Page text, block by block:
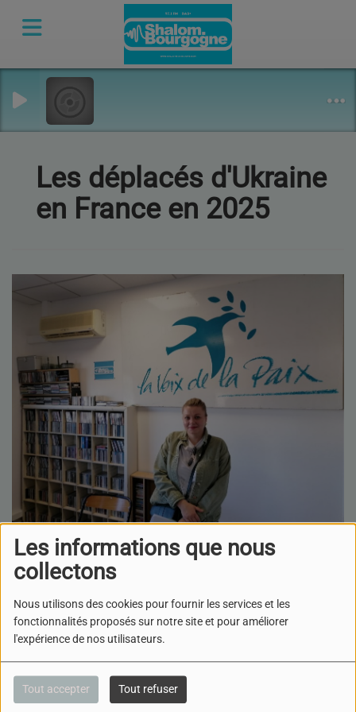
Les informations que nous
collectons
Nous utilisons des cookies pour fournir les services et les
fonctionnalités proposés sur notre site et pour améliorer
l'expérience de nos utilisateurs.
Tout accepter Tout refuser
Les déplacés d'Ukraine
en France en 2025
21 JUILLET 2025
ÉCOUTER LE PODCAST
Les déplacés d'Ukraine en
France en 2025
Nous rencontrons Madame Olga MALA, présidente de
l'association "Aidons l'Ukraine Dijon" pour
lui demander de faire le point sur :